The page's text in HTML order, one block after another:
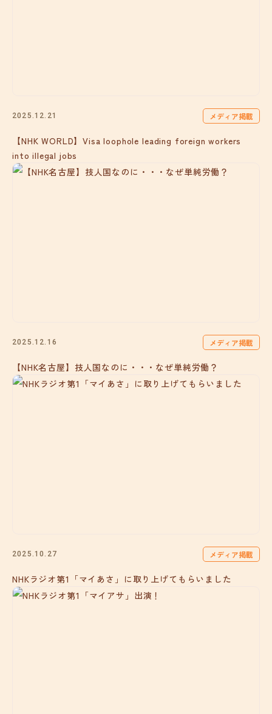
2025.12.21 メディア掲載
【NHK WORLD】Visa loophole leading foreign workers
into illegal jobs
2025.12.16 メディア掲載
【NHK名古屋】技人国なのに・・・なぜ単純労働？
2025.10.27 メディア掲載
NHKラジオ第1「マイあさ」に取り上げてもらいました